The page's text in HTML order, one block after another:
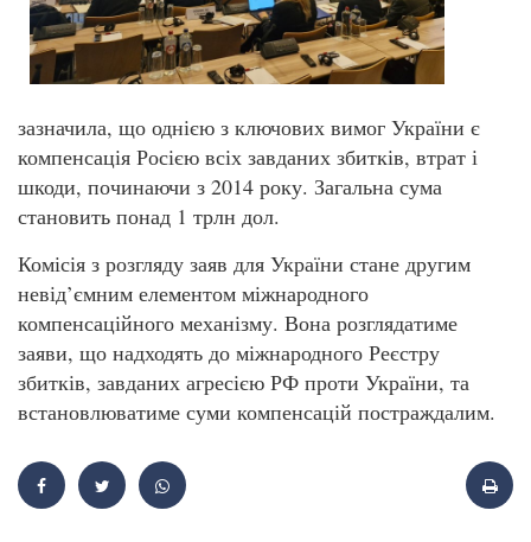
зазначила, що однією з ключових вимог України є
компенсація Росією всіх завданих збитків, втрат і
шкоди, починаючи з 2014 року. Загальна сума
становить понад 1 трлн дол.
Комісія з розгляду заяв для України стане другим
невід’ємним елементом міжнародного
компенсаційного механізму. Вона розглядатиме
заяви, що надходять до міжнародного Реєстру
збитків, завданих агресією РФ проти України, та
встановлюватиме суми компенсацій постраждалим.